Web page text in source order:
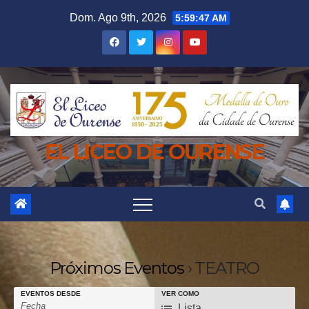
Dom. Ago 9th, 2026 5:59:48 AM
EL LICEO DE OURENSE
Próximos Eventos› TEATRO
E
E
VER COMO
E
EVENTOS DESDE